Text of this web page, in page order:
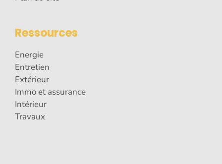
Ressources
Energie
Entretien
Extérieur
Immo et assurance
Intérieur
Travaux